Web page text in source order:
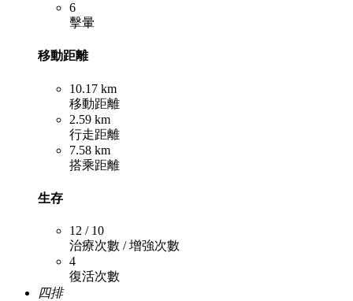
6
擊暈
移動距離
10.17 km
移動距離
2.59 km
行走距離
7.58 km
搭乘距離
生存
12 / 10
治療次數 / 增強次數
4
復活次數
四排